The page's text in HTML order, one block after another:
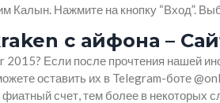
Калын. Нажмите на кнопку “Вход”.
с айфона –
2015? Если после прочтения нашей
оставить их в Telegram-боте
счет, тем более в некоторых